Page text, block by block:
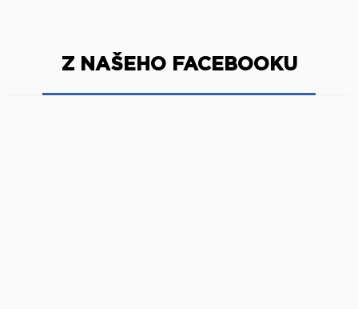
Z NAŠEHO FACEBOOKU